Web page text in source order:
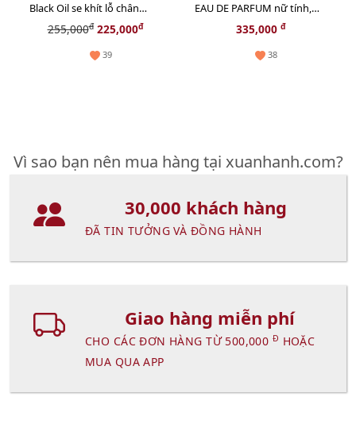
Black Oil se khít lỗ chân
lông, sạch bã nhờn - 50ml
255,000đ225,000đ
39
EAU DE PARFUM nữ tính,
sang trọng - EDP, 5ml.
335,000 đ
38
Vì sao bạn nên mua hàng tại xuanhanh.com?
30,000 khách hàng
ĐÃ TIN TƯỞNG VÀ ĐỒNG HÀNH
Giao hàng miễn phí
CHO CÁC ĐƠN HÀNG TỪ 500,000 Đ HOẶC
MUA QUA APP